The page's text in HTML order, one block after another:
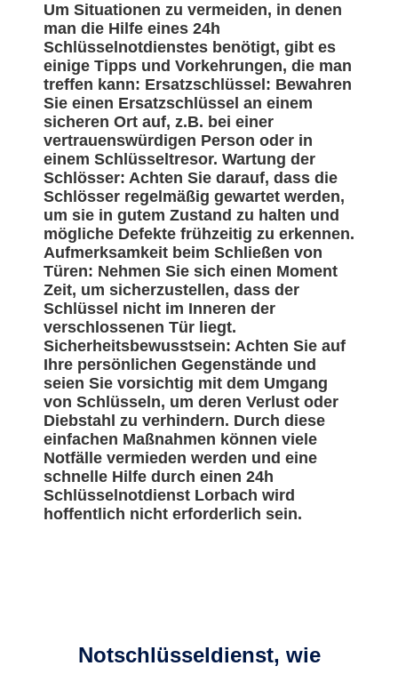
Um Situationen zu vermeiden, in denen
man die Hilfe eines 24h
Schlüsselnotdienstes benötigt, gibt es
einige Tipps und Vorkehrungen, die man
treffen kann: Ersatzschlüssel: Bewahren
Sie einen Ersatzschlüssel an einem
sicheren Ort auf, z.B. bei einer
vertrauenswürdigen Person oder in
einem Schlüsseltresor. Wartung der
Schlösser: Achten Sie darauf, dass die
Schlösser regelmäßig gewartet werden,
um sie in gutem Zustand zu halten und
mögliche Defekte frühzeitig zu erkennen.
Aufmerksamkeit beim Schließen von
Türen: Nehmen Sie sich einen Moment
Zeit, um sicherzustellen, dass der
Schlüssel nicht im Inneren der
verschlossenen Tür liegt.
Sicherheitsbewusstsein: Achten Sie auf
Ihre persönlichen Gegenstände und
seien Sie vorsichtig mit dem Umgang
von Schlüsseln, um deren Verlust oder
Diebstahl zu verhindern. Durch diese
einfachen Maßnahmen können viele
Notfälle vermieden werden und eine
schnelle Hilfe durch einen 24h
Schlüsselnotdienst Lorbach wird
hoffentlich nicht erforderlich sein.
Notschlüsseldienst, wie